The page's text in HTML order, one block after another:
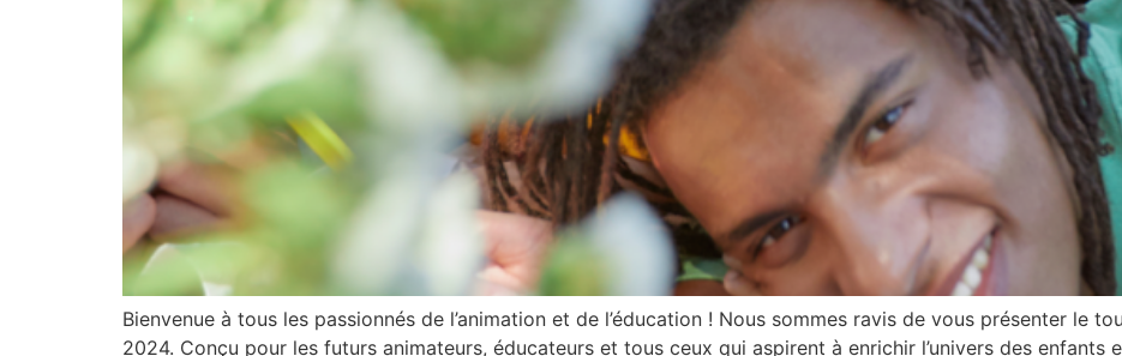
Bienvenue à tous les passionnés de l’animation et de l’éducation ! Nous sommes ravis de vous présenter le
2024. Conçu pour les futurs animateurs, éducateurs et tous ceux qui aspirent à enrichir l’univers des enfants